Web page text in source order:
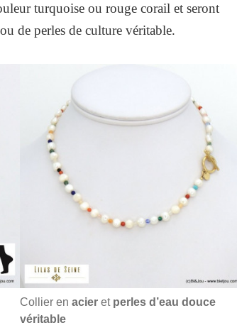
turquoise ou rouge corail et seront
de perles de culture véritable.
Collier en acieretperles d’eau douce
véritable